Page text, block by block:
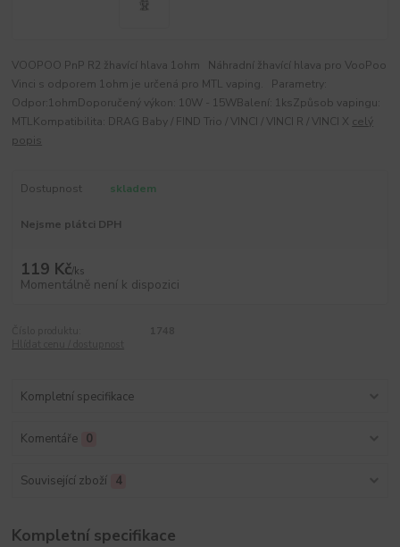
VOOPOO PnP R2 žhavící hlava 1ohm Náhradní žhavící hlava pro VooPoo
Vinci s odporem 1ohm je určená pro MTL vaping. Parametry:
Odpor:1ohmDoporučený výkon: 10W - 15WBalení: 1ksZpůsob vapingu:
MTLKompatibilita: DRAG Baby / FIND Trio / VINCI / VINCI R / VINCI X celý
popis
Dostupnost skladem
Nejsme plátci DPH
119 Kč/ks
Momentálně není k dispozici
Kompletní specifikace
Komentáře 0
Související zboží 4
Kompletní specifikace